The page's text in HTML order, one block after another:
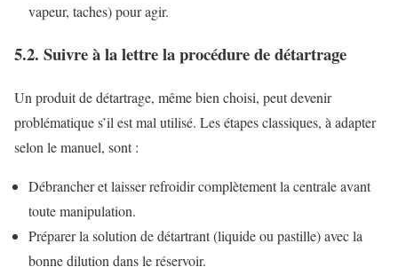
vapeur, taches) pour agir.
5.2. Suivre à la lettre la procédure de détartrage
Un produit de détartrage, même bien choisi, peut devenir
problématique s’il est mal utilisé. Les étapes classiques, à adapter
selon le manuel, sont :
Débrancher et laisser refroidir complètement la centrale avant
toute manipulation.
Préparer la solution de détartrant (liquide ou pastille) avec la
bonne dilution dans le réservoir.